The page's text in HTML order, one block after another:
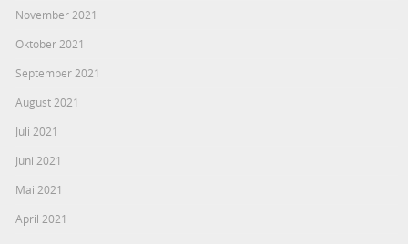
November 2021
Oktober 2021
September 2021
August 2021
Juli 2021
Juni 2021
Mai 2021
April 2021